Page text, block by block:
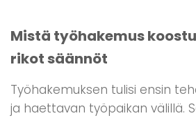
Mistä työhakemus
rikot säännöt
Työhakemuksen tulisi ensin
ja haettavan työpaikan välillä.